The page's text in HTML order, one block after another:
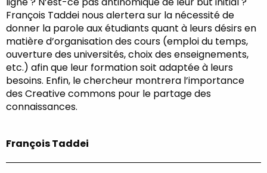
François Taddei nous alertera sur la nécessité de
donner la parole aux étudiants quant à leurs désirs en
matière d’organisation des cours (emploi du temps,
ouverture des universités, choix des enseignements,
etc.) afin que leur formation soit adaptée à leurs
besoins. Enfin, le chercheur montrera l’importance
des Creative commons pour le partage des
connaissances.
François Taddei